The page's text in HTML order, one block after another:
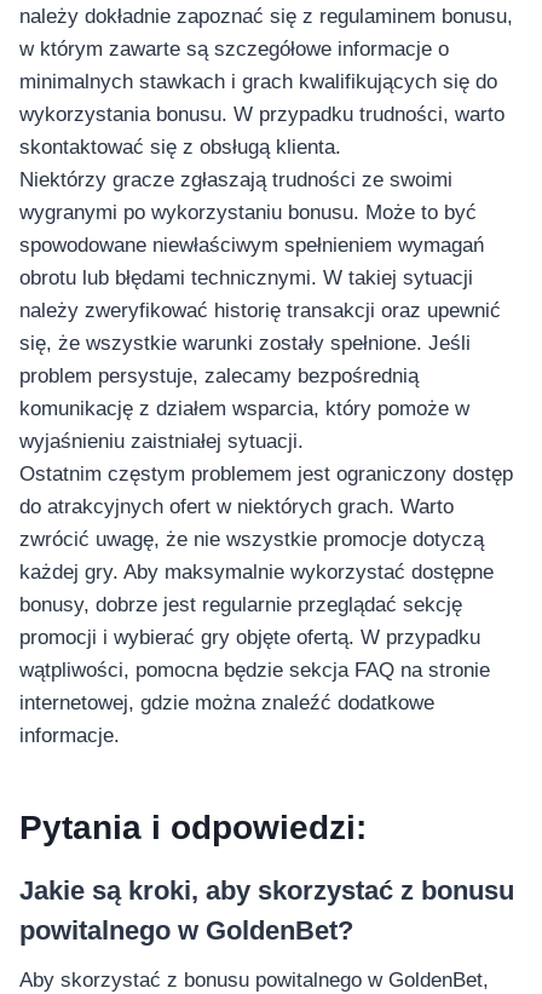
ลำโพง
โทรทัศน์
สินค้าตามแบรนด์
należy dokładnie zapoznać się z regulaminem bonusu,
w którym zawarte są szczegółowe informacje o
minimalnych stawkach i grach kwalifikujących się do
wykorzystania bonusu. W przypadku trudności, warto
skontaktować się z obsługą klienta.
Niektórzy gracze zgłaszają trudności ze swoimi
wygranymi po wykorzystaniu bonusu. Może to być
spowodowane niewłaściwym spełnieniem wymagań
obrotu lub błędami technicznymi. W takiej sytuacji
należy zweryfikować historię transakcji oraz upewnić
się, że wszystkie warunki zostały spełnione. Jeśli
problem persystuje, zalecamy bezpośrednią
komunikację z działem wsparcia, który pomoże w
wyjaśnieniu zaistniałej sytuacji.
Ostatnim częstym problemem jest ograniczony dostęp
do atrakcyjnych ofert w niektórych grach. Warto
zwrócić uwagę, że nie wszystkie promocje dotyczą
każdej gry. Aby maksymalnie wykorzystać dostępne
bonusy, dobrze jest regularnie przeglądać sekcję
promocji i wybierać gry objęte ofertą. W przypadku
wątpliwości, pomocna będzie sekcja FAQ na stronie
internetowej, gdzie można znaleźć dodatkowe
informacje.
Pytania i odpowiedzi:
Jakie są kroki, aby skorzystać z bonusu
powitalnego w GoldenBet?
Aby skorzystać z bonusu powitalnego w GoldenBet,